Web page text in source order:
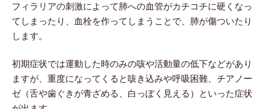
フィラリアの刺激によって肺への血管がカチコチに硬くなっ
てしまったり、血栓を作ってしまうことで、肺が傷ついたり
します。
初期症状では運動した時のみの咳や活動量の低下などがあり
ますが、重度になってくると咳き込みや呼吸困難、チアノー
ゼ（舌や歯ぐきが青ざめる、白っぽく見える）といった症状